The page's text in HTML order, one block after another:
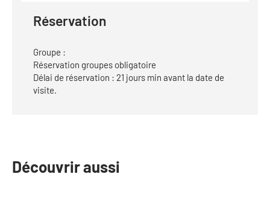
Réservation
Groupe :
Réservation groupes obligatoire
Délai de réservation : 21 jours min avant la date de
visite.
Découvrir aussi